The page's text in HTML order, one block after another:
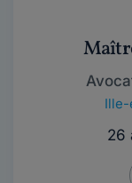
Ille-
26